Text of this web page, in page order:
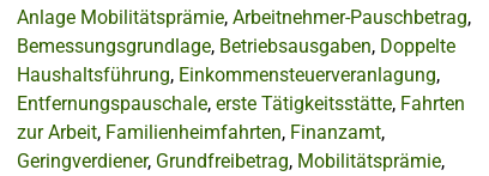
Anlage Mobilitätsprämie, Arbeitnehmer-Pauschbetrag,
Bemessungsgrundlage, Betriebsausgaben, Doppelte
Haushaltsführung, Einkommensteuerveranlagung,
Entfernungspauschale, erste Tätigkeitsstätte, Fahrten
zur Arbeit, Familienheimfahrten, Finanzamt,
Geringverdiener, Grundfreibetrag, Mobilitätsprämie,